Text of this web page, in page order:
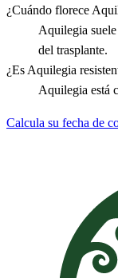
¿Cuándo florece
Aquilegia
del trasplante.
¿Es Aquilegia
Aquilegia está
Calcula su fecha de